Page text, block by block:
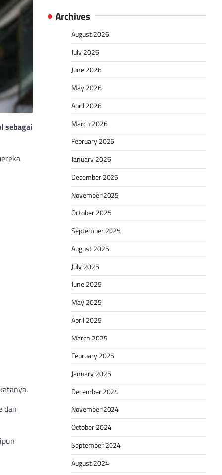
sebagai
dan
Archives
August 2026
July 2026
June 2026
May 2026
April 2026
March 2026
February 2026
January 2026
December 2025
November 2025
October 2025
September 2025
August 2025
July 2025
June 2025
May 2025
April 2025
March 2025
February 2025
January 2025
December 2024
November 2024
October 2024
September 2024
August 2024